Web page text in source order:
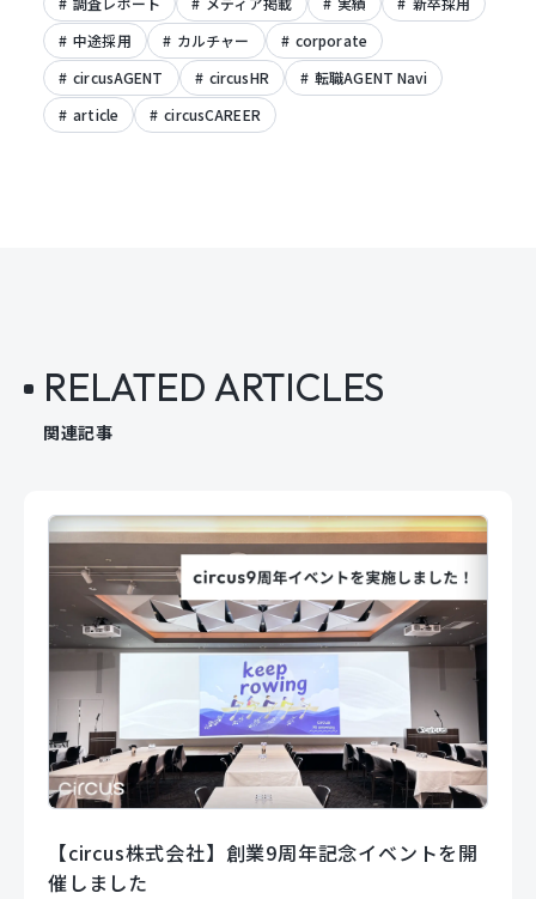
中途採用
カルチャー
corporate
circusAGENT
circusHR
転職AGENT Navi
article
circusCAREER
RELATED ARTICLES
関連記事
【circus株式会社】創業9周年記念イベントを開
催しました